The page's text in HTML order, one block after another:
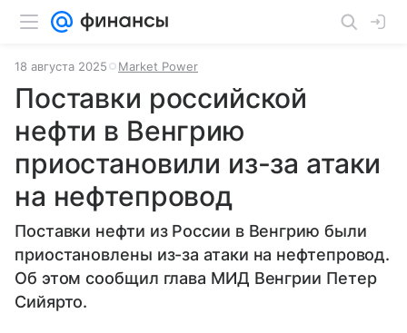
18 августа 2025 Market Power
Поставки российской
нефти в Венгрию
приостановили из-за атаки
на нефтепровод
Поставки нефти из России в Венгрию были
приостановлены из-за атаки на нефтепровод.
Об этом сообщил глава МИД Венгрии Петер
Сийярто.